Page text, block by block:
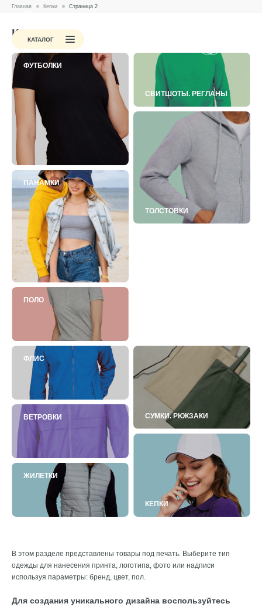
КАТАЛОГ
Главная Кепки Страница 2
Кепки
ФУТБОЛКИ
ПАНАМКИ
ПОЛО
СВИТШОТЫ. РЕГЛАНЫ
ТОЛСТОВКИ
ФЛИС
ВЕТРОВКИ
ЖИЛЕТКИ
СУМКИ. РЮКЗАКИ
КЕПКИ
В этом разделе представлены товары под печать. Выберите тип
одежды для нанесения принта, логотипа, фото или надписи
используя параметры: бренд, цвет, пол.
Для создания уникального дизайна воспользуйтесь